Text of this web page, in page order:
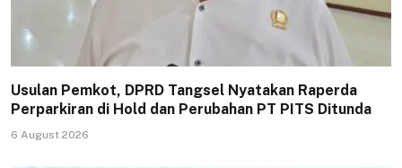
Usulan Pemkot, DPRD Tangsel Nyatakan Raperda
Perparkiran di Hold dan Perubahan PT PITS Ditunda
6 August 2026